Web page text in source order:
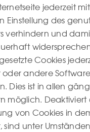
jederzeit
Einstellung des
verhindern und
Cookies
oder andere
Dies ist in allen
möglich.
von Cookies in
sind unter